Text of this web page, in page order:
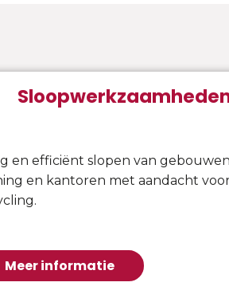
en efficiënt slopen van
en kantoren met aandacht
Meer informatie